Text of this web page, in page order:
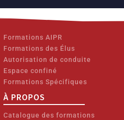
Formations AIPR
Formations des Élus
Autorisation de conduite
Espace confiné
Formations Spécifiques
À PROPOS
Catalogue des formations